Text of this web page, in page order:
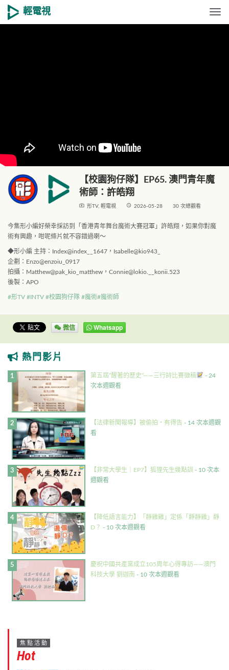
輕電視
【校園狗仔隊】EP65. 澳門青年魔
術師：許皓翔
live_tv 形TV, 輕電視 access_time 2026-05-28 30 次總觀看
今集形小編好榮幸採訪到「香港青年舞台魔術大賽冠軍」許皓翔，如果你對魔
術有興趣，咁呢條片就不容錯過喇～
◆形小編 主持：Index@index__1647，Isabelle@kio943_
企劃：Enzo@enzoiu_0917
拍攝：Matthew@pak_kio_matthew，Connie@lokio.__konii.523
後製：APO
#形TV #INTV #校園狗仔隊 #魔術#魔術師
微信 Whatsapp
熱門影片
第五屆”醒著的歷史”——三行詩比賽徵稿
- 24
次本週觀看
【法律新聞報導】被偷拍・有得告 - 14 次本週觀
看
【非常大學生｜EP7】狐狸先生幾點訓 - 10 次本
週觀看
【降低語言能力】「靜雞雞」定係「靜靜雞」靜
D？ - 10 次本週觀看
慶祝中國共產黨成立105周年心得專訪——澳門
科技大學 劉迦南 - 10 次本週觀看
焦點活動
Hot